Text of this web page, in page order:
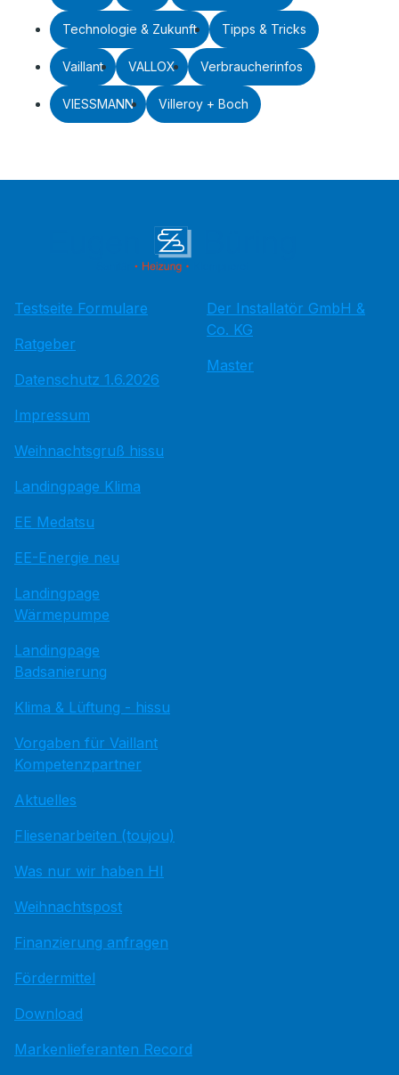
Technologie & Zukunft Tipps & Tricks
Vaillant VALLOX Verbraucherinfos
VIESSMANN Villeroy + Boch
Testseite Formulare
Ratgeber
Datenschutz 1.6.2026
Impressum
Weihnachtsgruß hissu
Landingpage Klima
EE Medatsu
EE-Energie neu
Landingpage
Wärmepumpe
Landingpage
Badsanierung
Klima & Lüftung - hissu
Vorgaben für Vaillant
Kompetenzpartner
Aktuelles
Fliesenarbeiten (toujou)
Was nur wir haben HI
Weihnachtspost
Finanzierung anfragen
Fördermittel
Download
Markenlieferanten Record
Der Installatör GmbH &
Co. KG
Master